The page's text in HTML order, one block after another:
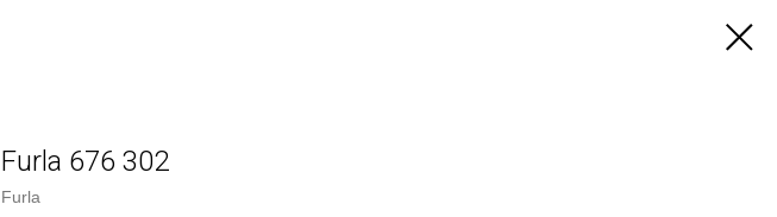
Furla 676 302
Furla